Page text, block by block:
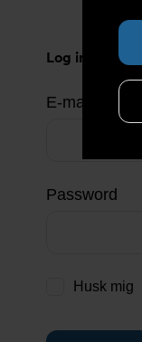
Log ind
E-mailadresse
Password
Husk mig